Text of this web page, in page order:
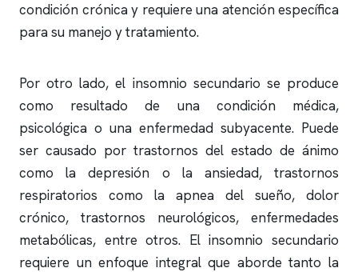
condición crónica y requiere una atención específica
para su manejo y tratamiento.
Por otro lado, el insomnio secundario se produce
como resultado de una condición médica,
psicológica o una enfermedad subyacente. Puede
ser causado por trastornos del estado de ánimo
como la depresión o la ansiedad, trastornos
respiratorios como la apnea del sueño, dolor
crónico, trastornos neurológicos, enfermedades
metabólicas, entre otros. Elinsomnio secundario
requiere un enfoque integral que aborde tanto la